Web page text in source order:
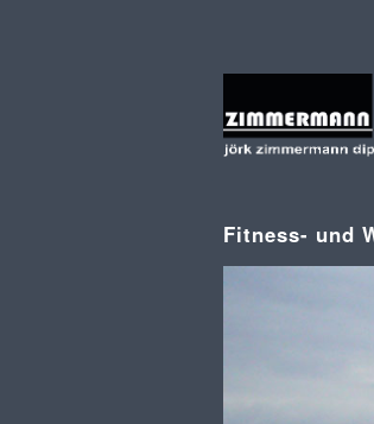
Fitness- und